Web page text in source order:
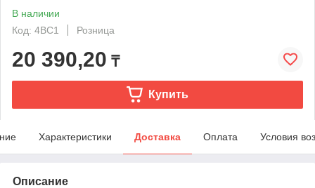
В наличии
Код: 4BC1
Розница
20 390,20 ₸
Купить
Характеристики Доставка Оплата Условия
Описание